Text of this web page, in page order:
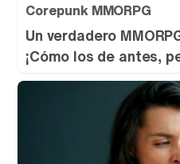
Corepunk MMORPG
Un verdadero
¡Cómo los de antes,